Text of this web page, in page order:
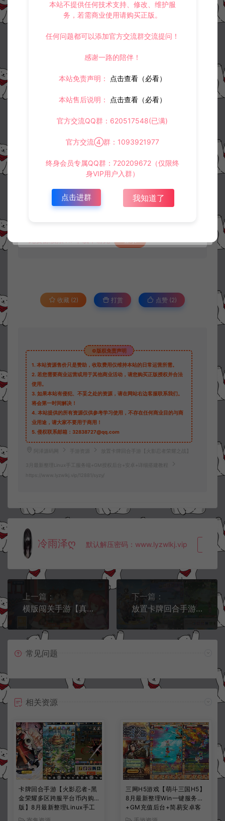
收藏 (2) 打赏 点赞 (2)
©版权免责声明
1. 本站资源售价只是赞助，收取费用仅维持本站的日常运营所需。
2. 若您需要商业运营或用于其他商业活动，请您购买正版授权并合法
使用。
3. 如果本站有侵犯、不妥之处的资源，请在网站右边客服联系我们。
将会第一时间解决！
4. 本站提供的所有资源仅供参考学习使用，不存在任何商业目的与商
业用途，请大家不要用于商用！
5. 侵权联系邮箱：32838727@qq.com
阿泽源码网 手游资源 放置卡牌回合手游【火影忍者荣耀之战】
3月最新整理Linux手工服务端+GM授权后台+安卓+详细搭建教程
https://www.lyzwlkj.vip/12881/syzy/
冷雨泽ღ 默认解压密码：www.lyzwlkj.vip 复
上一篇：
横版闯关手游【真勇闯阿拉德】3月最新整理Linux手工服务端+总后台+安卓苹果双端+详细搭建教程
下一篇：
放置卡牌回合手游【校园宝贝】3月最新整理Linux手工服务端+多区+CDK授权后台+安卓+详细搭建教程
常见问题
相关资源
卡牌回合手游【火影忍者-黑
金荣耀多区跨服平台币内购
版】8月最新整理Linux手工
服务端+CDK授权后台+安卓
三网H5游戏【萌斗三国H5】
8月最新整理Win一键服务端
+GM充值后台+简易安卓客
户端+详细搭建教程+视频教
本站不提供任何技术支持、修改、维护服
务，若需商业使用请购买正版。
任何问题都可以添加官方交流群交流提问！
感谢一路的陪伴！
本站免责声明： 点击查看（必看）
本站售后说明： 点击查看（必看）
官方交流QQ群：620517548(已满)
官方交流④群：1093921977
终身会员专属QQ群：720209672（仅限终
身VIP用户入群）
点击进群 我知道了